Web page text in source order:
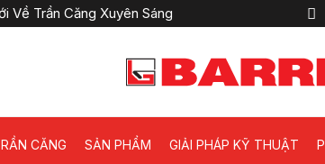
Về Trần Căng Xuyên Sáng
CĂNG SẢN PHẨM GIẢI PHÁP KỸ THUẬT